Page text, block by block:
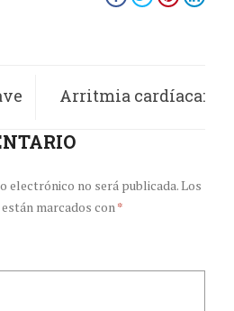
Arritmia cardíaca:
¿cómo puede ayudar
la tecnología en esta
electrónico no será publicada.Los
marcados con *